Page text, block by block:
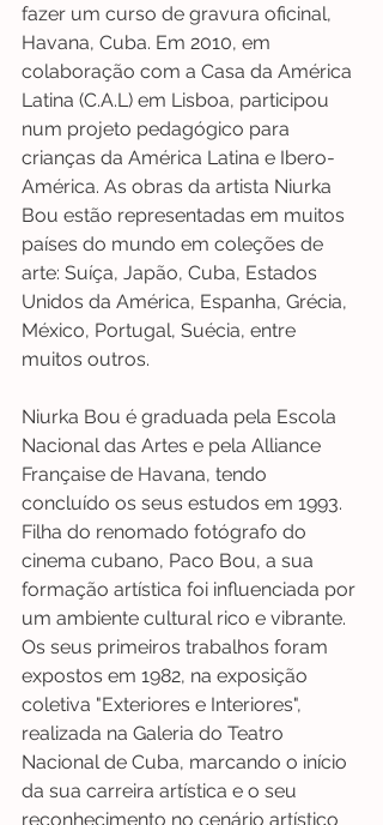
fazer um curso de gravura oficinal,
Havana, Cuba. Em 2010, em
colaboração com a Casa da América
Latina (C.A.L) em Lisboa, participou
num projeto pedagógico para
crianças da América Latina e Ibero-
América. As obras da artista Niurka
Bou estão representadas em muitos
países do mundo em coleções de
arte: Suíça, Japão, Cuba, Estados
Unidos da América, Espanha, Grécia,
México, Portugal, Suécia, entre
muitos outros.
Niurka Bou é graduada pela Escola
Nacional das Artes e pela Alliance
Française de Havana, tendo
concluído os seus estudos em 1993.
Filha do renomado fotógrafo do
cinema cubano, Paco Bou, a sua
formação artística foi influenciada por
um ambiente cultural rico e vibrante.
Os seus primeiros trabalhos foram
expostos em 1982, na exposição
coletiva "Exteriores e Interiores",
realizada na Galeria do Teatro
Nacional de Cuba, marcando o início
da sua carreira artística e o seu
reconhecimento no cenário artístico